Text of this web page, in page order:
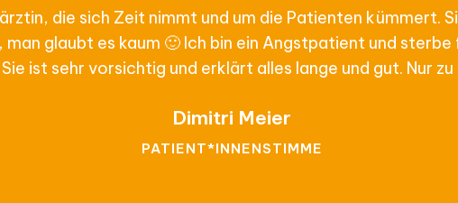
die sich Zeit nimmt und um die Patienten kümmert.
glaubt es kaum 🙂 Ich bin ein Angstpatient und
ist sehr vorsichtig und erklärt alles lange und gut. Nur
Dimitri Meier
PATIENT*INNENSTIMME